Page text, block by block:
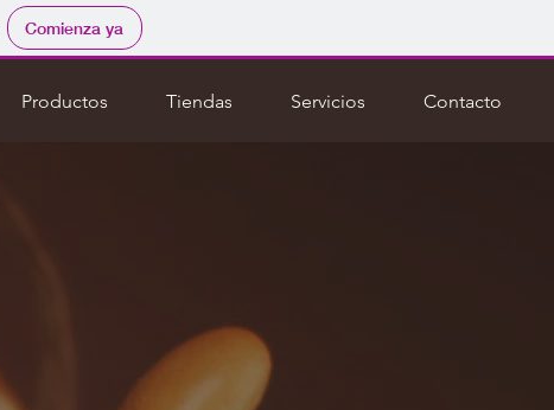
Comienza ya
Productos Tiendas Servicios Contacto